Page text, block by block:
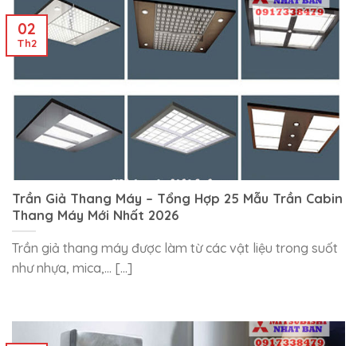
Trần Giả Thang Máy – Tổng Hợp 25 Mẫu Trần Cabin
Thang Máy Mới Nhất 2026
Trần giả thang máy được làm từ các vật liệu trong suốt
như nhựa, mica,… [...]
02
Th2